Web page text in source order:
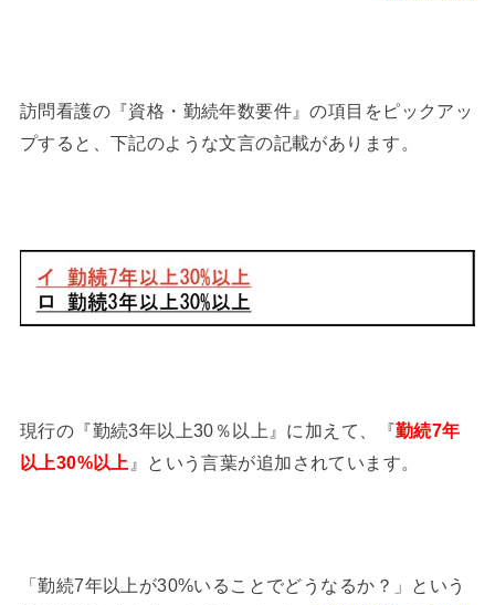
訪問看護の『資格・勤続年数要件』の項目をピックアッ
プすると、下記のような文言の記載があります。
現行の『勤続3年以上30％以上』に加えて、『勤続7年
以上30%以上 』という言葉が追加されています。
「勤続7年以上が30%いることでどうなるか？」という